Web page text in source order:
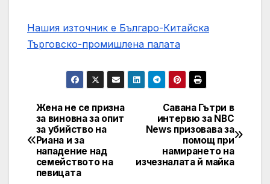
Нашия източник е Българо-Китайска
Търговско-промишлена палaта
Post
navigation
Савана Гътри в
интервю за NBC
News призовава за
помощ при
намирането на
изчезналата й майка
Жена не се призна
за виновна за опит
за убийство на
Риана и за
нападение над
семейството на
певицата